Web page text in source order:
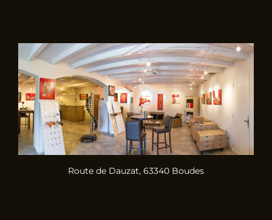
Route de Dauzat, 63340 Boudes